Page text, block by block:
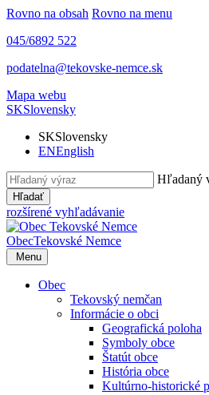
Rovno na obsah Rovno na menu
045/6892 522
podatelna@tekovske-nemce.sk
Mapa webu
SKSlovensky
SKSlovensky
ENEnglish
Hľadaný
Hľadať
rozšírené vyhľadávanie
ObecTekovské Nemce
Menu
Obec
Tekovský nemčan
Informácie o obci
Geografická poloha
Symboly obce
Štatút obce
História obce
Kultúrno-historické